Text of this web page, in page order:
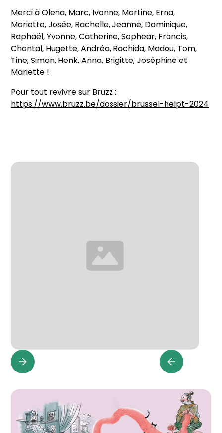
Merci à Olena, Marc, Ivonne, Martine, Erna,
Mariette, Josée, Rachelle, Jeanne, Dominique,
Raphaël, Yvonne, Catherine, Sophear, Francis,
Chantal, Hugette, Andréa, Rachida, Madou, Tom,
Tine, Simon, Henk, Anna, Brigitte, Joséphine et
Mariette !
Pour tout revivre sur Bruzz :
https://www.bruzz.be/dossier/brussel-helpt-2024